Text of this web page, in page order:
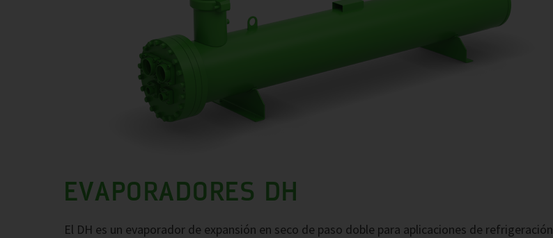
EVAPORADORES DH
El DH es un evaporador de expansión en seco de paso doble para aplicaciones de refrigeración